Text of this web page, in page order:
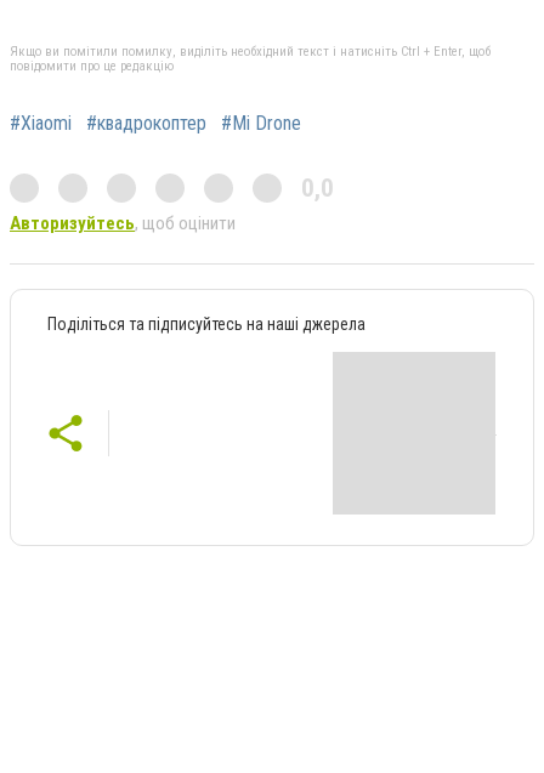
Якщо ви помітили помилку, виділіть необхідний текст і натисніть Ctrl + Enter, щоб
повідомити про це редакцію
#Xiaomi #квадрокоптер #Mi Drone
0,0
Авторизуйтесь, щоб оцінити
Поділіться та підписуйтесь на наші джерела